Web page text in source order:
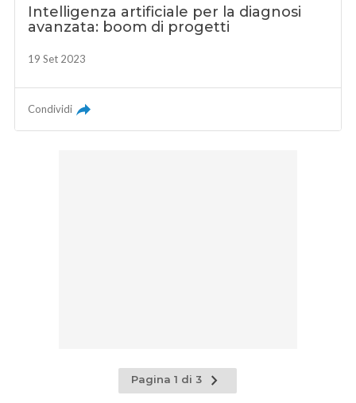
Intelligenza artificiale per la diagnosi
avanzata: boom di progetti
19 Set 2023
Condividi
Pagina 1 di 3
Pagina
successiva